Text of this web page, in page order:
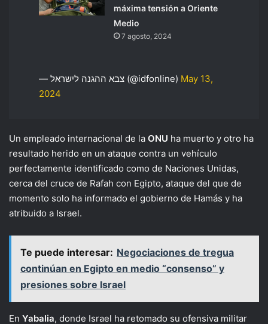
máxima tensión a Oriente
Medio
7 agosto, 2024
— צבא ההגנה לישראל (@idfonline) May 13,
2024
Un empleado internacional de la ONU ha muerto y otro ha
resultado herido en un ataque contra un vehículo
perfectamente identificado como de Naciones Unidas,
cerca del cruce de Rafah con Egipto, ataque del que de
momento solo ha informado el gobierno de Hamás y ha
atribuido a Israel.
Te puede interesar: Negociaciones de tregua
continúan en Egipto en medio “consenso” y
presiones sobre Israel
En Yabalia, donde Israel ha retomado su ofensiva militar